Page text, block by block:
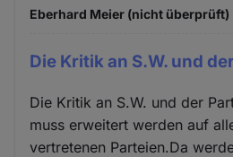
Eberhard Meier (nicht überprüft)
Die Kritik an S.W. und der
Die Kritik an S.W. und der
muss erweitert werden auf
vertretenen Parteien.Da